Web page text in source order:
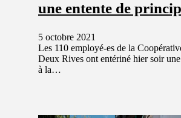
une entente de
5 octobre 2021
Les 110 employé-es de la
Deux Rives ont entériné hier soir
à la…